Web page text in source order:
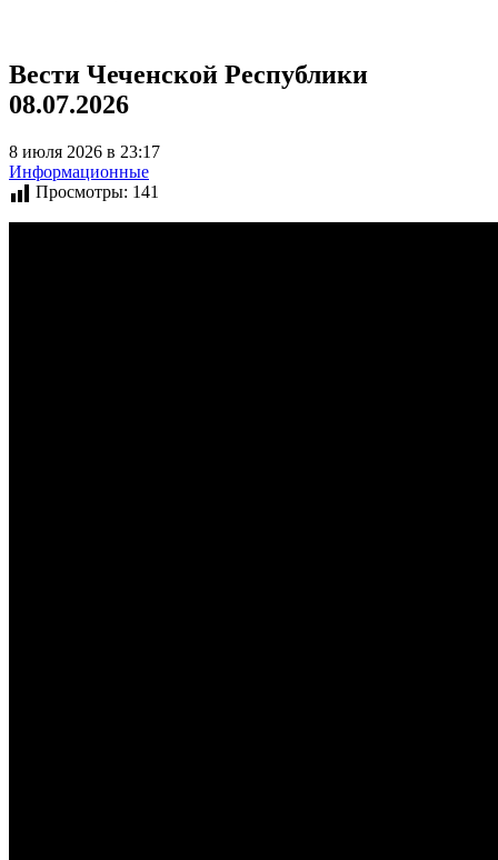
Вести Чеченской Республики
08.07.2026
8 июля 2026 в 23:17
Информационные
Просмотры: 141